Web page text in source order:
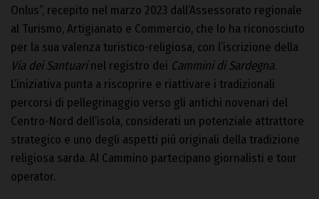
Onlus”, recepito nel marzo 2023 dall’Assessorato regionale
al Turismo, Artigianato e Commercio, che lo ha riconosciuto
per la sua valenza turistico-religiosa, con l’iscrizione della
Via dei Santuarinel registro dei Cammini di Sardegna.
L’iniziativa punta a riscoprire e riattivare i tradizionali
percorsi di pellegrinaggio verso gli antichi novenari del
Centro-Nord dell’isola, considerati un potenziale attrattore
strategico e uno degli aspetti più originali della tradizione
religiosa sarda. Al Cammino partecipano giornalisti e tour
operator.